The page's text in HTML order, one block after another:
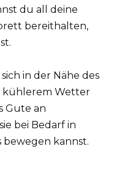
du all deine
bereithalten,
in der Nähe des
kühlerem Wetter
Gute an
bei Bedarf in
bewegen kannst.